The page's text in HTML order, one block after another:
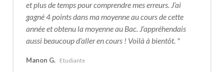
et plus de temps pour comprendre mes erreurs. J’ai
gagné 4 points dans ma moyenne au cours de cette
année et obtenu la moyenne au Bac. J’appréhendais
aussi beaucoup d’aller en cours ! Voilà à bientôt.
Manon G. Etudiante